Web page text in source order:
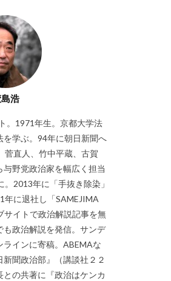
浩
。1971年生。京都大学法
学ぶ。94年に朝日新聞へ
菅直人、竹中平蔵、古賀
野党政治家を幅広く担当
2013年に「手抜き除染」
年に退社し「SAMEJIMA
サイトで政治解説記事を無
政治解説を発信。サンデ
インに寄稿。ABEMAな
聞政治部』（講談社２２
の共著に『政治はケンカ